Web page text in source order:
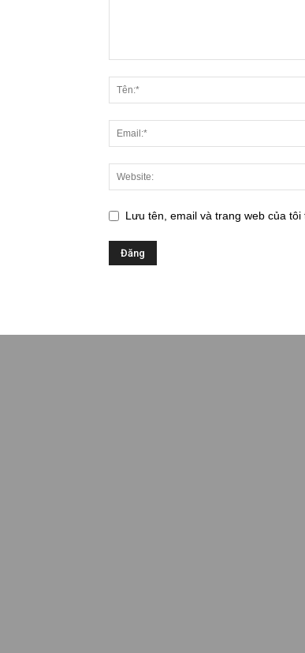
Lưu tên, email và trang web của